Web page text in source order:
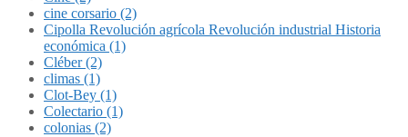
cine corsario (2)
Cipolla Revolución agrícola Revolución industrial Historia
económica (1)
Cléber (2)
climas (1)
Clot-Bey (1)
Colectario (1)
colonias (2)